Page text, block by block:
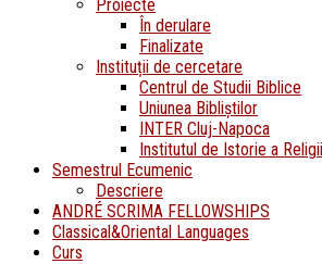
Proiecte
În derulare
Finalizate
Instituții de cercetare
Centrul de Studii Biblice
Uniunea Bibliștilor
INTER Cluj-Napoca
Institutul de Istorie a
Semestrul Ecumenic
Descriere
ANDRÉ SCRIMA FELLOWSHIPS
Classical&Oriental Languages
Curs